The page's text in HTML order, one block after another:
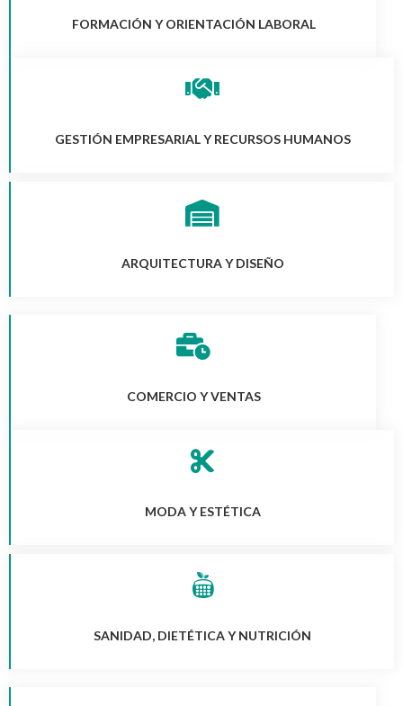
FORMACIÓN Y ORIENTACIÓN LABORAL
GESTIÓN EMPRESARIAL Y RECURSOS HUMANOS
ARQUITECTURA Y DISEÑO
COMERCIO Y VENTAS
MODA Y ESTÉTICA
SANIDAD, DIETÉTICA Y NUTRICIÓN